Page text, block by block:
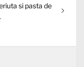
si pasta de